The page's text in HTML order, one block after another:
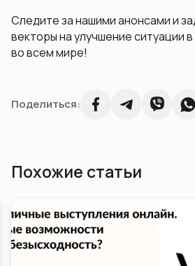
Следите за нашими анонсами и
векторы на улучшение ситуации
во всем мире!
Поделиться:
Похожие статьи